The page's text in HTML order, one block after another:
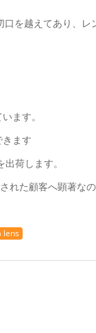
を越えてあり、レ
ます。
ます
荷します。
れた顧客へ顕著な
lens